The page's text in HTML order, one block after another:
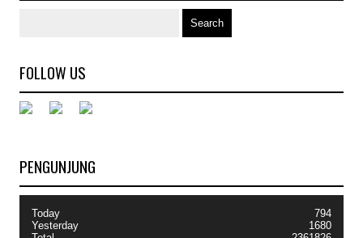
FOLLOW US
PENGUNJUNG
Today
Yesterday
794
1680